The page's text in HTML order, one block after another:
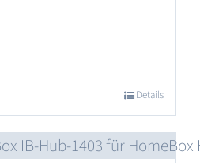
Details